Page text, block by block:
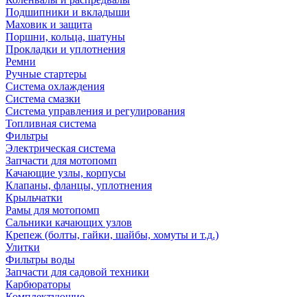
Подшипники и вкладыши
Маховик и защита
Поршни, кольца, шатуны
Прокладки и уплотнения
Ремни
Ручные стартеры
Система охлаждения
Система смазки
Система управления и регулирования
Топливная система
Фильтры
Электрическая система
Запчасти для мотопомп
Качающие узлы, корпусы
Клапаны, фланцы, уплотнения
Крыльчатки
Рамы для мотопомп
Сальники качающих узлов
Крепеж (болты, гайки, шайбы, хомуты и т.д.)
Улитки
Фильтры воды
Запчасти для садовой техники
Карбюраторы